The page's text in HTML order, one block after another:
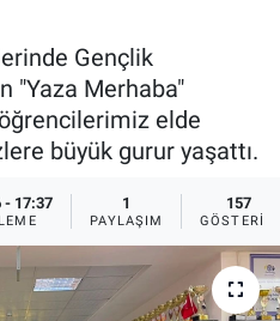
Gençlik
"Yaza Merhaba"
elde
büyük gurur yaşattı.
- 17:37 1
PAYLAŞIM
157
GÖSTERIM